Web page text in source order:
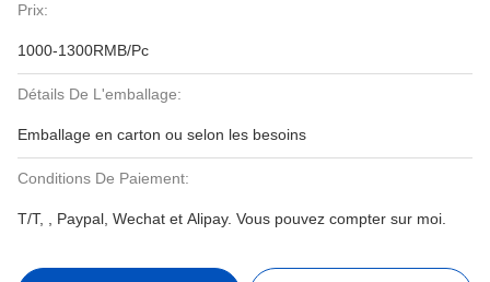
Prix:
1000-1300RMB/Pc
Détails De L'emballage:
Emballage en carton ou selon les besoins
Conditions De Paiement:
T/T, , Paypal, Wechat et Alipay. Vous pouvez compter sur moi.